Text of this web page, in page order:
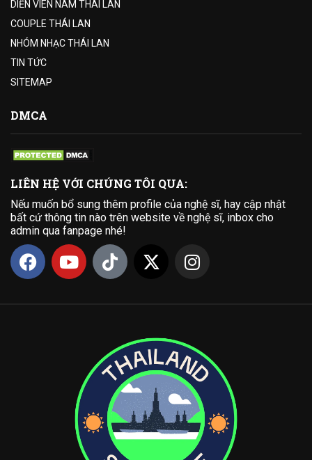
DIỄN VIÊN NAM THÁI LAN
COUPLE THÁI LAN
NHÓM NHẠC THÁI LAN
TIN TỨC
SITEMAP
DMCA
LIÊN HỆ VỚI CHÚNG TÔI QUA:
Nếu muốn bổ sung thêm profile của nghệ sĩ, hay cập nhật
bất cứ thông tin nào trên website về nghệ sĩ, inbox cho
admin qua fanpage nhé!